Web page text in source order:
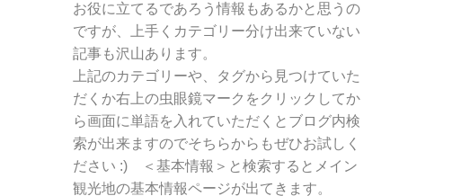
お役に立てるであろう情報もあるかと思うの
ですが、上手くカテゴリー分け出来ていない
記事も沢山あります。
上記のカテゴリーや、タグから見つけていた
だくか右上の虫眼鏡マークをクリックしてか
ら画面に単語を入れていただくとブログ内検
索が出来ますのでそちらからもぜひお試しく
ださい :) ＜基本情報＞と検索するとメイン
観光地の基本情報ページが出てきます。